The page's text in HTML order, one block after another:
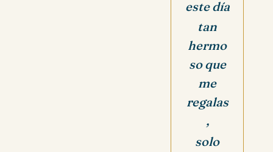
este día
tan
hermo
so que
me
regalas
,
solo